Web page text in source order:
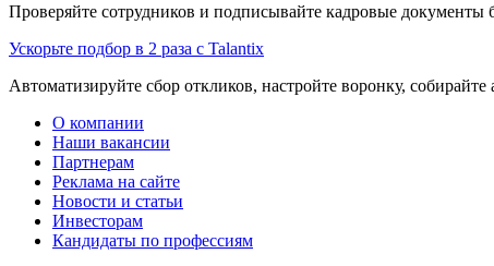
Проверяйте сотрудников и подписывайте кадровые документы
Ускорьте подбор в 2 раза с Talantix
Автоматизируйте сбор откликов, настройте воронку, собирайте
О компании
Наши вакансии
Партнерам
Реклама на сайте
Новости и статьи
Инвесторам
Кандидаты по профессиям